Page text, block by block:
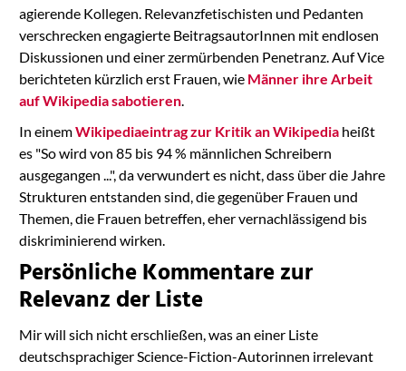
agierende Kollegen. Relevanzfetischisten und Pedanten
verschrecken engagierte BeitragsautorInnen mit endlosen
Diskussionen und einer zermürbenden Penetranz. Auf Vice
berichteten kürzlich erst Frauen, wie Männer ihre Arbeit
auf Wikipedia sabotieren.
In einemWikipediaeintrag zur Kritik an Wikipedia heißt
es "So wird von 85 bis 94 % männlichen Schreibern
ausgegangen ...", da verwundert es nicht, dass über die Jahre
Strukturen entstanden sind, die gegenüber Frauen und
Themen, die Frauen betreffen, eher vernachlässigend bis
diskriminierend wirken.
Persönliche Kommentare zur
Relevanz der Liste
Mir will sich nicht erschließen, was an einer Liste
deutschsprachiger Science-Fiction-Autorinnen irrelevant